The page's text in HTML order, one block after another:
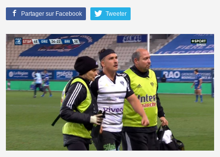
Partager sur Facebook Tweeter